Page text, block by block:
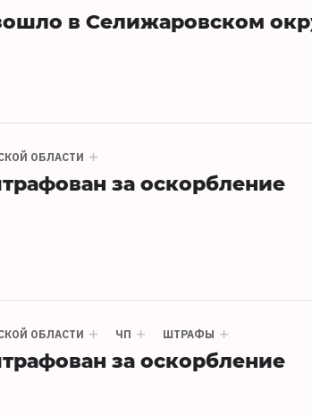
в Селижаровском
ОБЛАСТИ
за оскорбление
ОБЛАСТИ ЧП ШТРАФЫ
за оскорбление